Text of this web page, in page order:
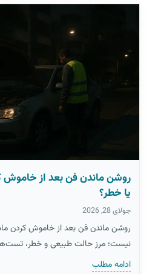
روشن ماندن فن بعد از خاموش
یا خطر؟
جولای 28, 2026
روشن ماندن فن بعد از خاموش کردن
نیست؛ مرز حالت طبیعی و خطر،
ادامه مطلب